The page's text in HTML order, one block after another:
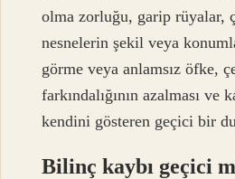
olma zorluğu, garip rüyalar,
nesnelerin şekil veya
görme veya anlamsız öfke,
farkındalığının azalması ve
kendini gösteren geçici bir
Bilinç kaybı geçici